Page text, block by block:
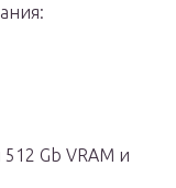
Gb VRAM и